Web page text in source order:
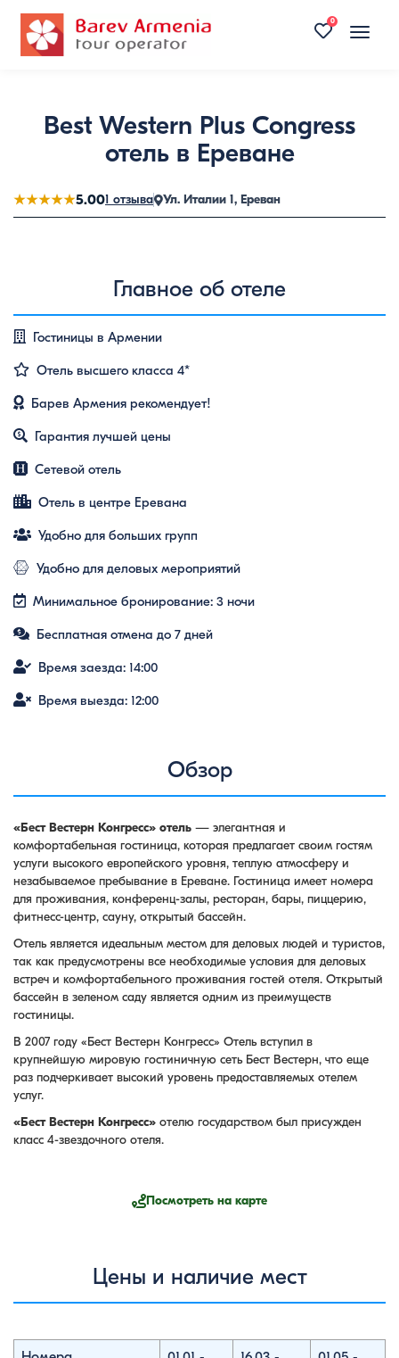
Toggle
0
Best Western Plus Congress
отель в Ереване
★★★★★5.001 отзыва Ул. Италии 1, Ереван
Главное об отеле
Гостиницы в Армении
Отель высшего класса 4*
Барев Армения рекомендует!
Гарантия лучшей цены
Сетевой отель
Отель в центре Еревана
Удобно для больших групп
Удобно для деловых мероприятий
Минимальное бронирование: 3 ночи
Бесплатная отмена до 7 дней
Время заезда: 14:00
Время выезда: 12:00
Обзор
«Бест Вестерн Конгресс» отель — элегантная и
комфортабельная гостиница, которая предлагает своим гостям
услуги высокого европейского уровня, теплую атмосферу и
незабываемое пребывание в Ереване. Гостиница имеет номера
для проживания, конференц-залы, ресторан, бары, пиццерию,
фитнесс-центр, сауну, открытый бассейн.
Отель является идеальным местом для деловых людей и туристов,
так как предусмотрены все необходимые условия для деловых
встреч и комфортабельного проживания гостей отеля. Открытый
бассейн в зеленом саду является одним из преимуществ
гостиницы.
В 2007 году «Бест Вестерн Конгресс» Отель вступил в
крупнейшую мировую гостиничную сеть Бест Вестерн, что еще
раз подчеркивает высокий уровень предоставляемых отелем
услуг.
«Бест Вестерн Конгресс» отелю государством был присужден
класс 4-звездочного отеля.
Посмотреть на карте
Цены и наличие мест